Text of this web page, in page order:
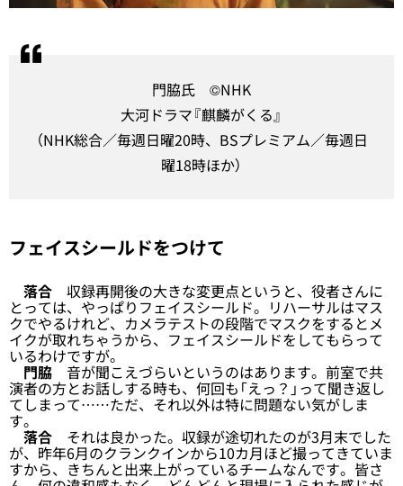
門脇氏 ©NHK
大河ドラマ『麒麟がくる』
（NHK総合／毎週日曜20時、BSプレミアム／毎週日
曜18時ほか）
フェイスシールドをつけて
落合 収録再開後の大きな変更点というと、役者さんに
とっては、やっぱりフェイスシールド。リハーサルはマス
クでやるけれど、カメラテストの段階でマスクをするとメ
イクが取れちゃうから、フェイスシールドをしてもらって
いるわけですが。
門脇 音が聞こえづらいというのはあります。前室で共
演者の方とお話しする時も、何回も「えっ？」って聞き返し
てしまって……ただ、それ以外は特に問題ない気がしま
す。
落合 それは良かった。収録が途切れたのが3月末でした
が、昨年6月のクランクインから10カ月ほど撮ってきていま
すから、きちんと出来上がっているチームなんです。皆さ